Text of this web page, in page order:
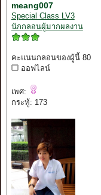
meang007
Special Class LV3
นักกลอนผู้มากผลงาน
คะแนนกลอนของผู้นี้ 80
ออฟไลน์
เพศ:
กระทู้: 173